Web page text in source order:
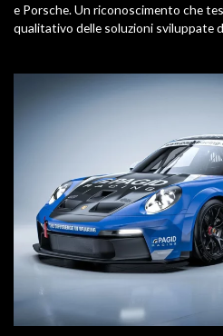
e Porsche. Un riconoscimento che
qualitativo delle soluzioni sviluppate